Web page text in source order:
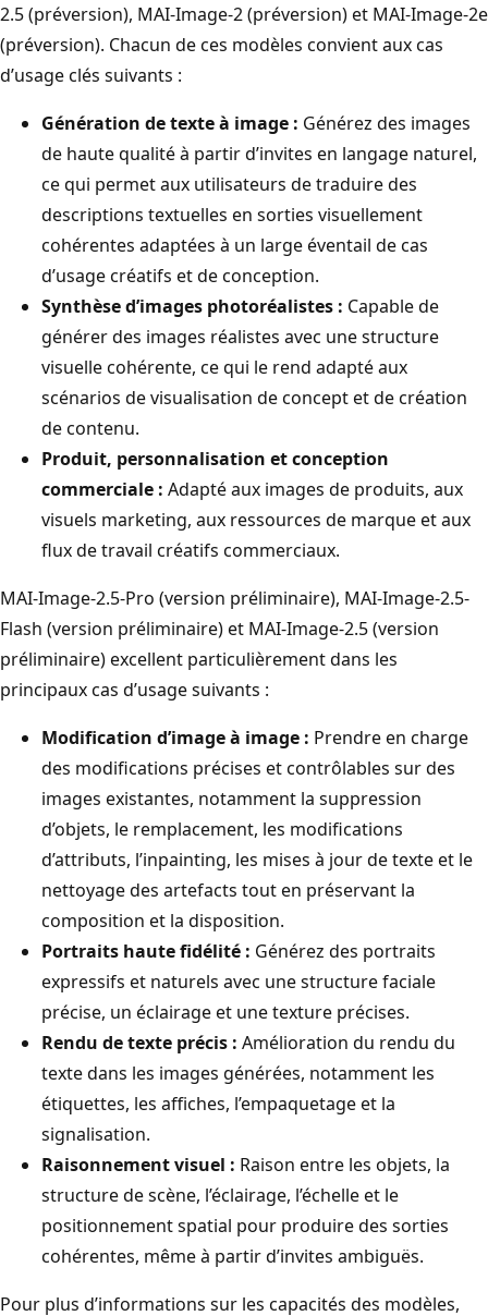
2.5 (préversion), MAI-Image-2 (préversion) et MAI-Image-2e
(préversion). Chacun de ces modèles convient aux cas
d’usage clés suivants :
Génération de texte à image : Générez des images
de haute qualité à partir d’invites en langage naturel,
ce qui permet aux utilisateurs de traduire des
descriptions textuelles en sorties visuellement
cohérentes adaptées à un large éventail de cas
d’usage créatifs et de conception.
Synthèse d’images photoréalistes : Capable de
générer des images réalistes avec une structure
visuelle cohérente, ce qui le rend adapté aux
scénarios de visualisation de concept et de création
de contenu.
Produit, personnalisation et conception
commerciale : Adapté aux images de produits, aux
visuels marketing, aux ressources de marque et aux
flux de travail créatifs commerciaux.
MAI-Image-2.5-Pro (version préliminaire), MAI-Image-2.5-
Flash (version préliminaire) et MAI-Image-2.5 (version
préliminaire) excellent particulièrement dans les
principaux cas d’usage suivants :
Modification d’image à image : Prendre en charge
des modifications précises et contrôlables sur des
images existantes, notamment la suppression
d’objets, le remplacement, les modifications
d’attributs, l’inpainting, les mises à jour de texte et le
nettoyage des artefacts tout en préservant la
composition et la disposition.
Portraits haute fidélité : Générez des portraits
expressifs et naturels avec une structure faciale
précise, un éclairage et une texture précises.
Rendu de texte précis : Amélioration du rendu du
texte dans les images générées, notamment les
étiquettes, les affiches, l’empaquetage et la
signalisation.
Raisonnement visuel : Raison entre les objets, la
structure de scène, l’éclairage, l’échelle et le
positionnement spatial pour produire des sorties
cohérentes, même à partir d’invites ambiguës.
Pour plus d’informations sur les capacités des modèles,